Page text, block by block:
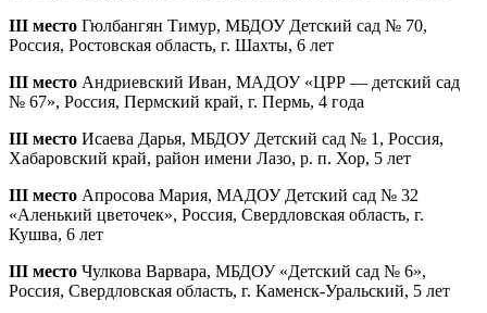
III место Гюлбангян Тимур, МБДОУ Детский сад № 70,
Россия, Ростовская область, г. Шахты, 6 лет
III место Андриевский Иван, МАДОУ «ЦРР — детский сад
№ 67», Россия, Пермский край, г. Пермь, 4 года
III место Исаева Дарья, МБДОУ Детский сад № 1, Россия,
Хабаровский край, район имени Лазо, р. п. Хор, 5 лет
III место Апросова Мария, МАДОУ Детский сад № 32
«Аленький цветочек», Россия, Свердловская область, г.
Кушва, 6 лет
III место Чулкова Варвара, МБДОУ «Детский сад № 6»,
Россия, Свердловская область, г. Каменск-Уральский, 5 лет